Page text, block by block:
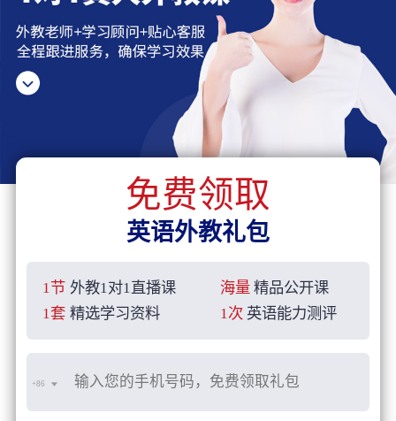
免费领取
英语外教礼包
1节 外教1对1直播课 海量 精品公开课
1套 精选学习资料 1次 英语能力测评
+86